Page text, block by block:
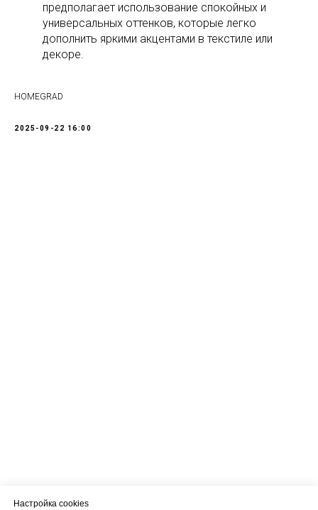
предполагает использование спокойных и
универсальных оттенков, которые легко
дополнить яркими акцентами в текстиле или
декоре.
HOMEGRAD
2025-09-22 16:00
Настройка cookies